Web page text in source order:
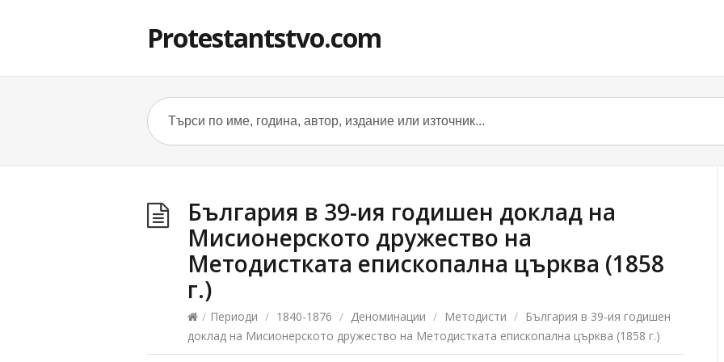
Protestantstvo.com
България в 39-ия годишен доклад на
Мисионерското дружество на
Методистката епископална църква (1858
г.)
/ Периоди / 1840-1876 / Деноминации / Методисти / България в 39-ия годишен
доклад на Мисионерското дружество на Методистката епископална църква (1858 г.)